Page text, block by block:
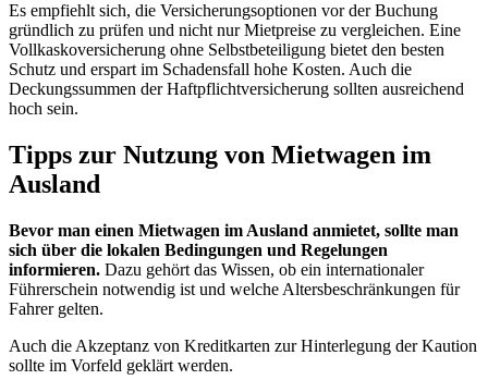
Es empfiehlt sich, die Versicherungsoptionen vor der Buchung
gründlich zu prüfen und nicht nur Mietpreise zu vergleichen. Eine
Vollkaskoversicherung ohne Selbstbeteiligung bietet den besten
Schutz und erspart im Schadensfall hohe Kosten. Auch die
Deckungssummen der Haftpflichtversicherung sollten ausreichend
hoch sein.
Tipps zur Nutzung von Mietwagen im
Ausland
Bevor man einen Mietwagen im Ausland anmietet, sollte man
sich über die lokalen Bedingungen und Regelungen
informieren. Dazu gehört das Wissen, ob ein internationaler
Führerschein notwendig ist und welche Altersbeschränkungen für
Fahrer gelten.
Auch die Akzeptanz von Kreditkarten zur Hinterlegung der Kaution
sollte im Vorfeld geklärt werden.